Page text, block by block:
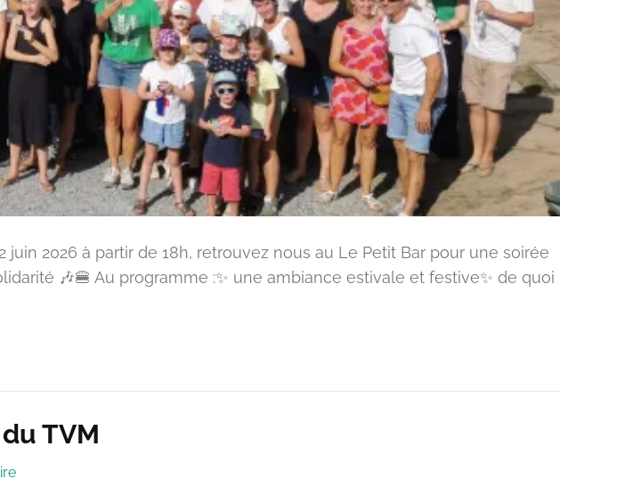
2026 à partir de 18h, retrouvez nous au Le Petit Bar pour une soirée
🎶🍔 Au programme :✨ une ambiance estivale et festive✨ de quoi
TVM